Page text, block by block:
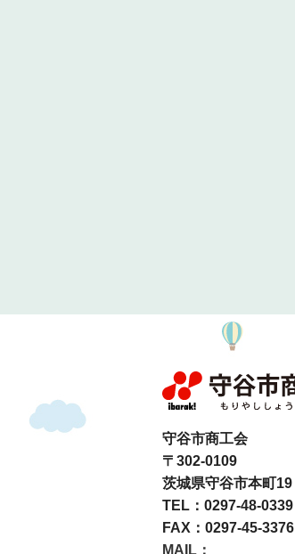
守谷市商工会
〒302-0109
茨城県守谷市本町19
TEL：0297-48-0339
FAX：0297-45-3376
MAIL：